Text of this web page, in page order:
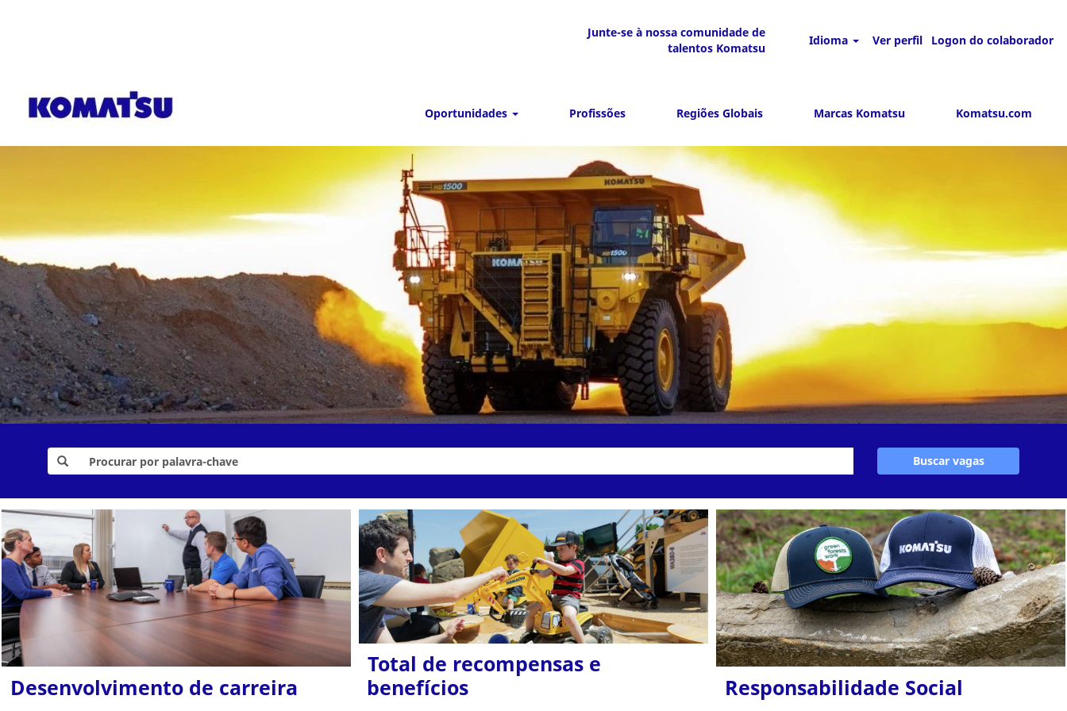
Junte-se à nossa comunidade de
talentos Komatsu
Idioma Ver perfil Logon do colaborador
Oportunidades Profissões Regiões Globais Marcas Komatsu Komatsu.com
Buscar vagas
Desenvolvimento de carreira
Total de recompensas e
benefícios
Responsabilidade Social